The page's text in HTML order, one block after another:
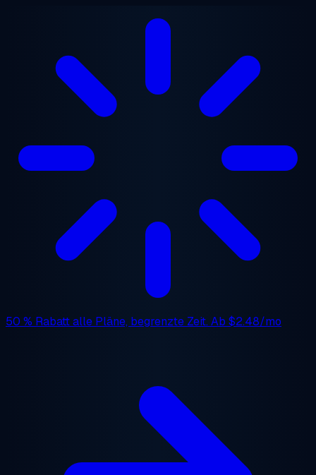
50 % Rabattalle Pläne, begrenzte Zeit. Ab $2.48/mo